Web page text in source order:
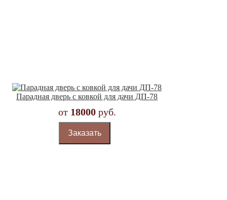
Парадная дверь с ковкой для дачи ДП-78
от 18000руб.
Заказать